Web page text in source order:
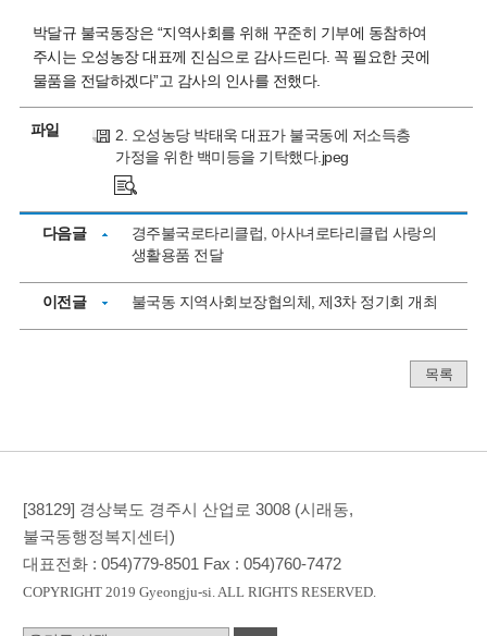
박달규 불국동장은 “지역사회를 위해 꾸준히 기부에 동참하여
주시는 오성농장 대표께 진심으로 감사드린다. 꼭 필요한 곳에
물품을 전달하겠다”고 감사의 인사를 전했다.
파일
2. 오성농당 박태욱 대표가 불국동에 저소득층
가정을 위한 백미등을 기탁했다.jpeg
다음글
경주불국로타리클럽, 아사녀로타리클럽 사랑의
생활용품 전달
이전글 불국동 지역사회보장협의체, 제3차 정기회 개최
목록
[38129] 경상북도 경주시 산업로 3008 (시래동,
불국동행정복지센터)
대표전화 :054)779-8501 Fax :054)760-7472
COPYRIGHT 2019 Gyeongju-si. ALL RIGHTS RESERVED.